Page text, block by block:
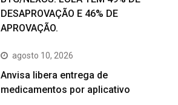
DESAPROVAÇÃO E 46% DE
APROVAÇÃO.
agosto 10, 2026
Anvisa libera entrega de
medicamentos por aplicativo